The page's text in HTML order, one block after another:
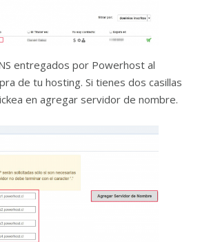
entregados por Powerhost al
de tu hosting. Si tienes dos casillas
en agregar servidor de nombre.